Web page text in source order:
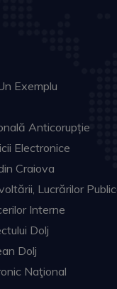
Exemplu
Anticorupție
Electronice
Craiova
Lucrărilor
Interne
Dolj
Dolj
Naţional